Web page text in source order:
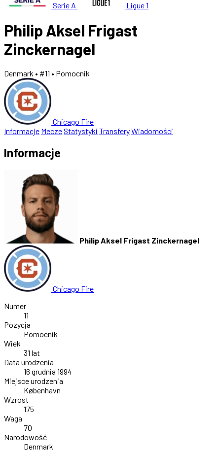
Serie A Ligue 1
Philip Aksel Frigast
Zinckernagel
Denmark • #11 • Pomocnik
Chicago Fire
Informacje MeczeStatystyki TransferyWiadomości
Informacje
Philip Aksel Frigast Zinckernagel
Chicago Fire
Numer
11
Pozycja
Pomocnik
Wiek
31 lat
Data urodzenia
16 grudnia 1994
Miejsce urodzenia
København
Wzrost
175
Waga
70
Narodowość
Denmark